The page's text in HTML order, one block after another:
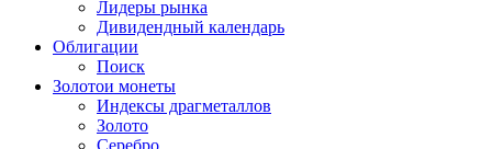
Лидеры рынка
Дивидендный календарь
Облигации
Поиск
Золотои монеты
Индексы драгметаллов
Золото
Серебро